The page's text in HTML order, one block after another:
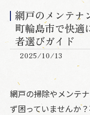
網戸のメンテナ
町輪島市で快適
者選びガイド
2025/10/13
網戸の掃除やメンテ
ず困っていませんか